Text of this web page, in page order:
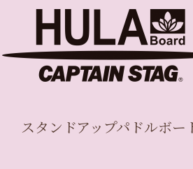
スタンドアップパドルボー